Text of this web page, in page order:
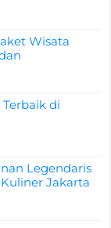
Wisata
Terbaik di
Legendaris
Jakarta